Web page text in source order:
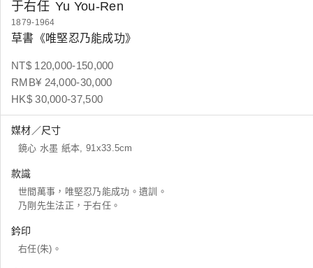
于右任 Yu You-Ren
1879-1964
草書《唯堅忍乃能成功》
NT$ 120,000-150,000
RMB¥ 24,000-30,000
HK$ 30,000-37,500
媒材／尺寸
鏡心 水墨 紙本, 91x33.5cm
款識
世間萬事，唯堅忍乃能成功。遺訓。
乃剛先生法正，于右任。
鈐印
右任(朱)。